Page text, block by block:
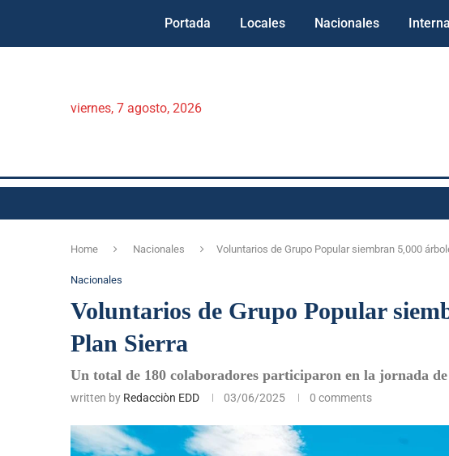
Portada Locales Nacionales
viernes, 7 agosto, 2026
Home Nacionales Voluntarios de Grupo Popular siembran 5,000
Nacionales
Voluntarios de Grupo Popular
Plan Sierra
Un total de 180 colaboradores participaron en la jornada
written by Redacciòn EDD 03/06/2025 0 comments